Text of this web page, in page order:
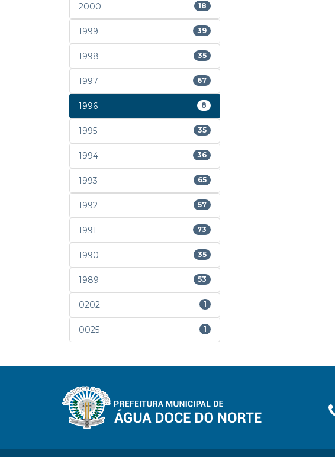
2000 18
1999 39
1998 35
1997 67
1996 8
1995 35
1994 36
1993 65
1992 57
1991 73
1990 35
1989 53
0202 1
0025 1